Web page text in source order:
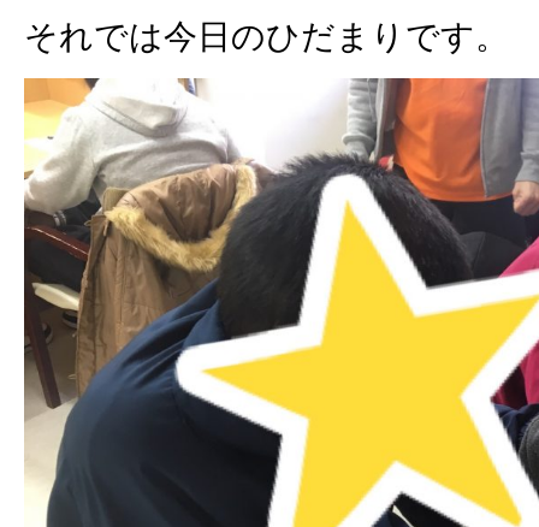
それでは今日のひだまりです。